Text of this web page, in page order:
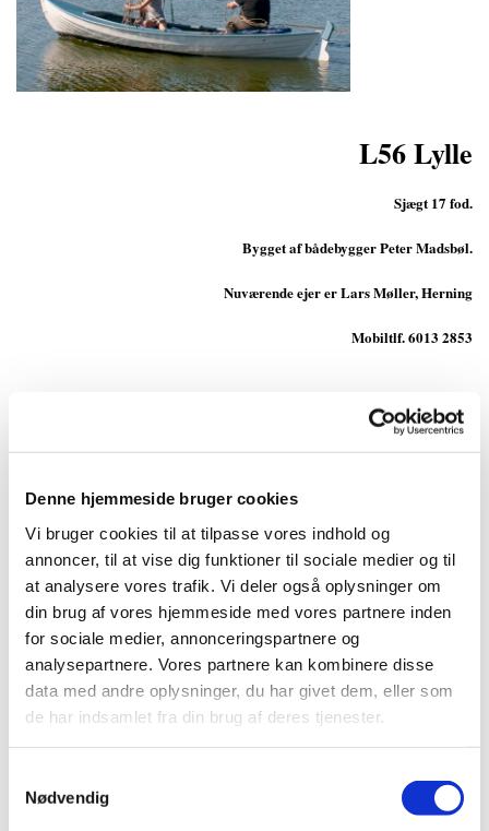
Denne hjemmeside bruger cookies
Vi bruger cookies til at tilpasse vores indhold og
annoncer, til at vise dig funktioner til sociale medier og til
at analysere vores trafik. Vi deler også oplysninger om
din brug af vores hjemmeside med vores partnere inden
for sociale medier, annonceringspartnere og
analysepartnere. Vores partnere kan kombinere disse
data med andre oplysninger, du har givet dem, eller som
de har indsamlet fra din brug af deres tjenester.
Nødvendig
L56 Lylle
Sjægt 17 fod.
Bygget af bådebygger Peter Madsbøl.
Nuværende ejer er Lars Møller, Herning
Mobiltlf. 6013 2853
kopi af en Sillerslevsjægt. Materialerne er lærk på eg.
Indtil 2007 ejet af Lis og Bjarne Olsen, Viborg
Den næste ejer, Jan Nielsen fra Viborg, brugte 2 vintre på en grundig
istandsættelse af sjægten. Jan fik sjægten færdig kort før VM 2009 og
modtog her fortjent vandrepræmien "Flotteste Restaurering".
Sommeren 2012 blev Ole Juul Hansen fra Vindum ved Bjerringbro
optaget som partsreder.
I 2019 overtager Lars Møller fra Herning sjægten og først efter nogen